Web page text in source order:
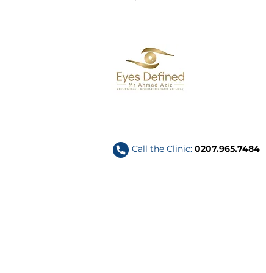
Call the Clinic: 0207.965.7484